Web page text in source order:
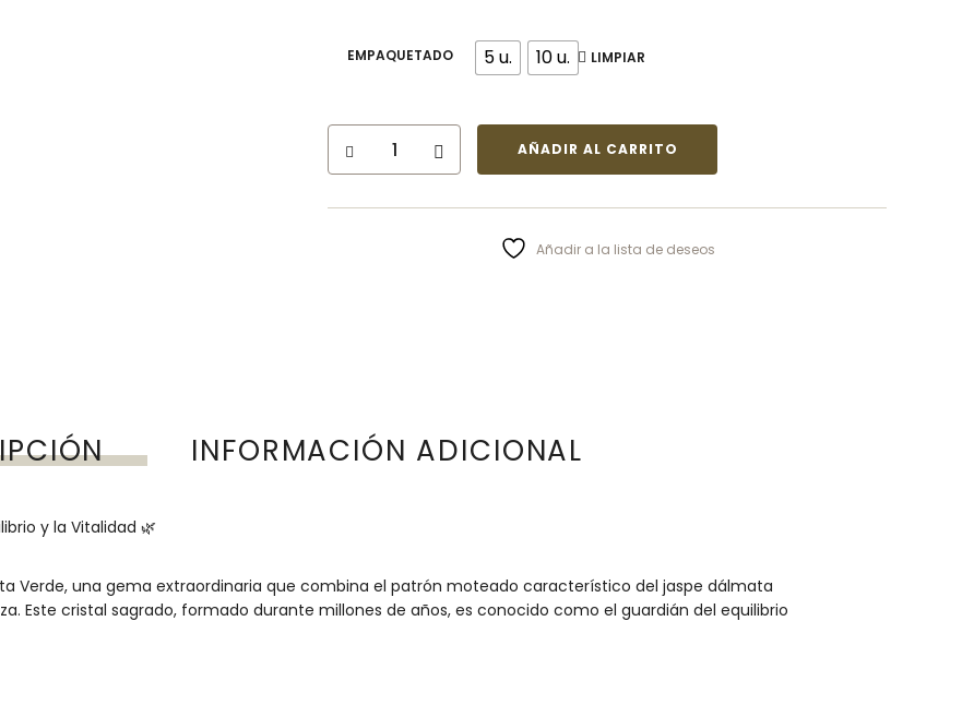
EMPAQUETADO 5 u. 10 u. LIMPIAR
AÑADIR AL CARRITO
Añadir a la lista de deseos
INFORMACIÓN ADICIONAL
y la Vitalidad 🌿
Verde, una gema extraordinaria que combina el patrón moteado característico del jaspe dálmata
Este cristal sagrado, formado durante millones de años, es conocido como el guardián del equilibrio